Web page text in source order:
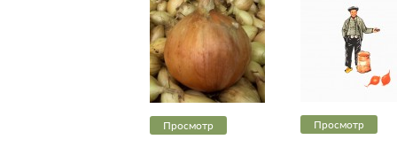
Просмотр Просмотр